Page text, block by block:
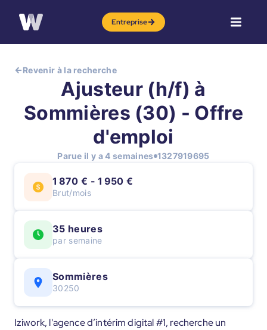
Entreprise
Revenir à la recherche
Ajusteur (h/f) à
Sommières (30) - Offre
d'emploi
Parue il y a 4 semaines 1327919695
1 870 € - 1 950 €
Brut/mois
35 heures
par semaine
Sommières
30250
Iziwork, l'agence d’intérim digital #1, recherche un